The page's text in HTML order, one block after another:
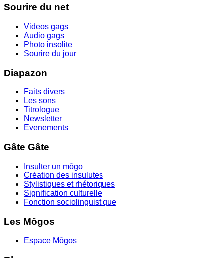
Sourire du net
Videos gags
Audio gags
Photo insolite
Sourire du jour
Diapazon
Faits divers
Les sons
Titrologue
Newsletter
Evenements
Gâte Gâte
Insulter un môgo
Création des insulutes
Stylistiques et rhétoriques
Signification culturelle
Fonction sociolinguistique
Les Môgos
Espace Môgos